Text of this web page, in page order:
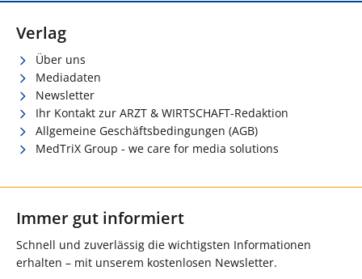
Verlag
Über uns
Mediadaten
Newsletter
Ihr Kontakt zur ARZT & WIRTSCHAFT-Redaktion
Allgemeine Geschäftsbedingungen (AGB)
MedTriX Group - we care for media solutions
Immer gut informiert
Schnell und zuverlässig die wichtigsten Informationen
erhalten – mit unserem kostenlosen Newsletter.